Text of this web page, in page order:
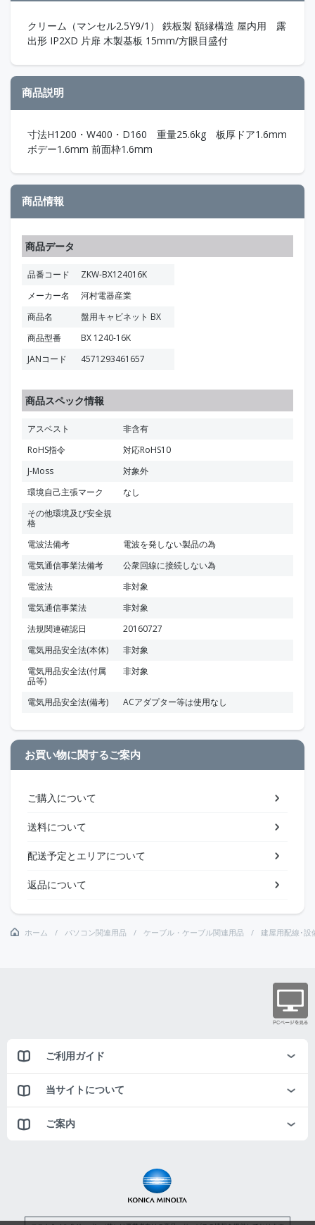
クリーム（マンセル2.5Y9/1） 鉄板製 額縁構造 屋内用 露
出形 IP2XD 片扉 木製基板 15mm/方眼目盛付
商品説明
寸法H1200・W400・D160 重量25.6kg 板厚ドア1.6mm
ボデー1.6mm 前面枠1.6mm
商品情報
商品データ
品番コード
ZKW-BX124016K
メーカー名
河村電器産業
商品名
盤用キャビネット BX
商品型番
BX 1240-16K
JANコード
4571293461657
商品スペック情報
アスベスト
非含有
RoHS指令
対応RoHS10
J-Moss
対象外
環境自己主張マーク
なし
その他環境及び安全規
格
電波法備考
電波を発しない製品の為
電気通信事業法備考
公衆回線に接続しない為
電波法
非対象
電気通信事業法
非対象
法規関連確認日
20160727
電気用品安全法(本体)
非対象
電気用品安全法(付属
品等)
非対象
電気用品安全法(備考) ACアダプター等は使用なし
お買い物に関するご案内
ご購入について
送料について
配送予定とエリアについて
返品について
ホーム パソコン関連用品 ケーブル・ケーブル関連用品 建屋用配線･設
ご利用ガイド
当サイトについて
ご案内